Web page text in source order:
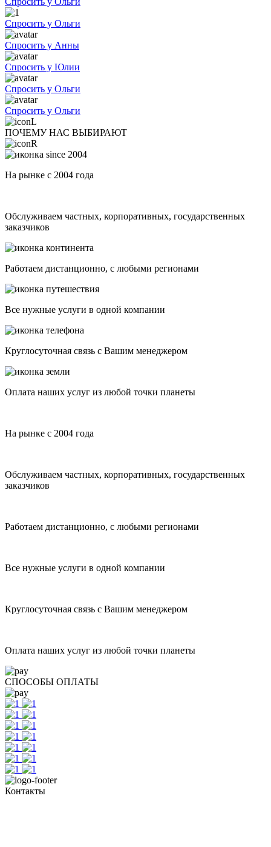
Спросить у Ольги
Спросить у Анны
Спросить у Юлии
Спросить у Ольги
Спросить у Ольги
ПОЧЕМУ НАС ВЫБИРАЮТ
На рынке с 2004 года
Обслуживаем частных, корпоративных, государственных
заказчиков
Работаем дистанционно, с любыми регионами
Все нужные услуги в одной компании
Круглосуточная связь с Вашим менеджером
Оплата наших услуг из любой точки планеты
На рынке с 2004 года
Обслуживаем частных, корпоративных, государственных
заказчиков
Работаем дистанционно, с любыми регионами
Все нужные услуги в одной компании
Круглосуточная связь с Вашим менеджером
Оплата наших услуг из любой точки планеты
СПОСОБЫ ОПЛАТЫ
Контакты